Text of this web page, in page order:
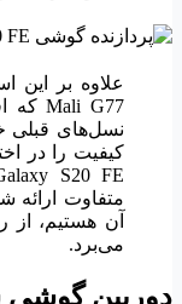
نسل‌های قبلی
کیفیت را در
متفاوت
می‌برد.
دوربین